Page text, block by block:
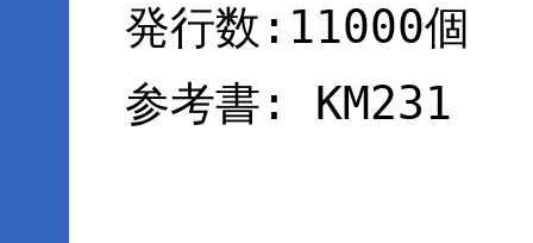
発行数:11000個
参考書: KM231